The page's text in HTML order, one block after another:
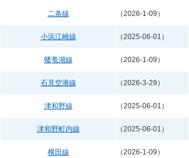
二条線 （2026-1-09）
小浜江崎線 （2025-06-01）
蟠竜湖線 （2026-1-09）
石見空港線 （2026-3-29）
津和野線 （2025-06-01）
津和野町内線 （2025-06-01）
横田線 （2026-1-09）